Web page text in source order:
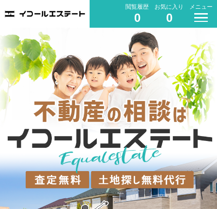
閲覧履歴
0
お気に入り
0
メニュー